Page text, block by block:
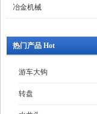
冶金机械
热门产品 Hot
游车大钩
转盘